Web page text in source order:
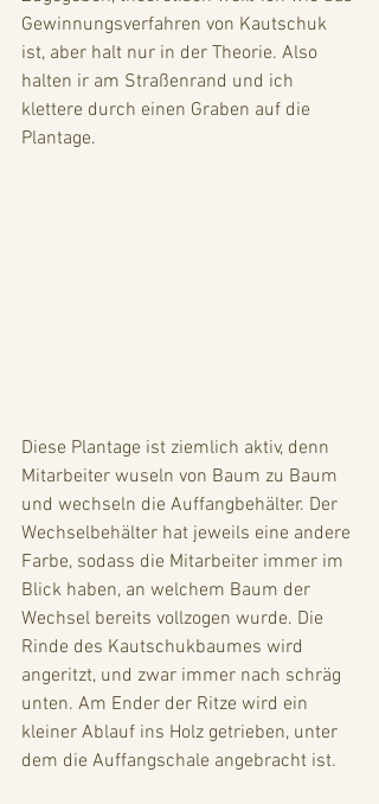
Gewinnungsverfahren von Kautschuk
ist, aber halt nur in der Theorie. Also
halten ir am Straßenrand und ich
klettere durch einen Graben auf die
Plantage.
Diese Plantage ist ziemlich aktiv, denn
Mitarbeiter wuseln von Baum zu Baum
und wechseln die Auffangbehälter. Der
Wechselbehälter hat jeweils eine andere
Farbe, sodass die Mitarbeiter immer im
Blick haben, an welchem Baum der
Wechsel bereits vollzogen wurde. Die
Rinde des Kautschukbaumes wird
angeritzt, und zwar immer nach schräg
unten. Am Ender der Ritze wird ein
kleiner Ablauf ins Holz getrieben, unter
dem die Auffangschale angebracht ist.